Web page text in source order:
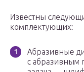
Известны
комплектующих:
Абразивные
с абразивным